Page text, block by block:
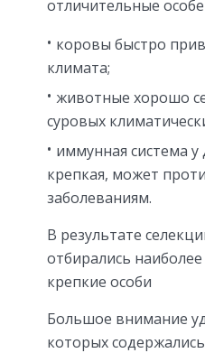
отличительные
коровы быстро
климата;
животные хорошо
суровых
иммунная система у
крепкая, может
заболеваниям.
В результате
отбирались
крепкие особи
Большое внимание
которых